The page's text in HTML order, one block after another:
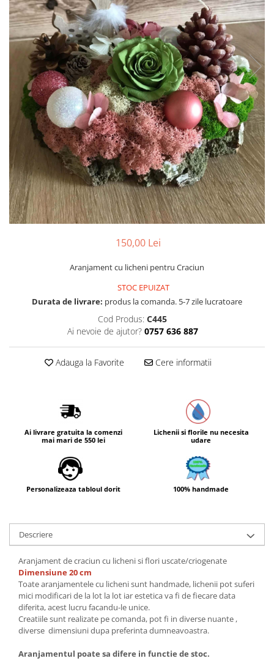
Tablou licheni pentru Barbati
Tablouri 40/30
Tablouri cu licheni pe canvas
Tablouri cu licheni pentru Nasi si
Fini
Tablouri fluturi
150,00 Lei
Aranjament cu licheni pentru Craciun
STOC EPUIZAT
Durata de livrare: produs la comanda. 5-7 zile lucratoare
Cod Produs: C445
Ai nevoie de ajutor? 0757 636 887
Adauga la Favorite Cere informatii
Ai livrare gratuita la comenzi
mai mari de 550 lei
Lichenii si florile nu necesita
udare
Personalizeaza tabloul dorit 100% handmade
Descriere
Aranjament de craciun cu licheni si flori uscate/criogenate
Dimensiune 20 cm
Toate aranjamentele cu licheni sunt handmade, lichenii pot suferi
mici modificari de la lot la lot iar estetica va fi de fiecare data
diferita, acest lucru facandu-le unice.
Creatiile sunt realizate pe comanda, pot fi in diverse nuante ,
diverse dimensiuni dupa preferinta dumneavoastra.
Aranjamentul poate sa difere in functie de stoc.